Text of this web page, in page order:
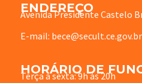
ENDEREÇO
Avenida Presidente Castelo
E-mail: bece@secult.ce.gov.br
HORÁRIO DE
Terça à sexta: 9h às 20h